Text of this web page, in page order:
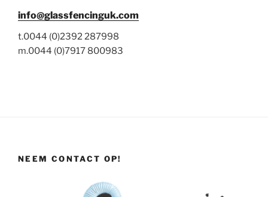
info@glassfencinguk.com
t.0044 (0)2392 287998
m.0044 (0)7917 800983
NEEM CONTACT OP!